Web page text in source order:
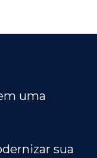
uma
sua